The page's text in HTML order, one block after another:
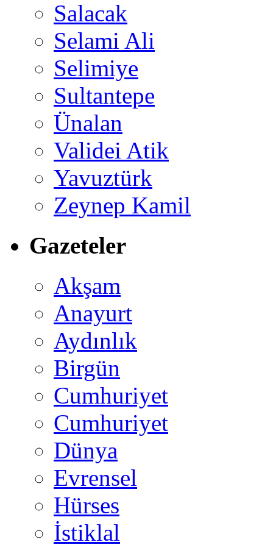
Salacak
Selami Ali
Selimiye
Sultantepe
Ünalan
Validei Atik
Yavuztürk
Zeynep Kamil
Gazeteler
Akşam
Anayurt
Aydınlık
Birgün
Cumhuriyet
Cumhuriyet
Dünya
Evrensel
Hürses
İstiklal